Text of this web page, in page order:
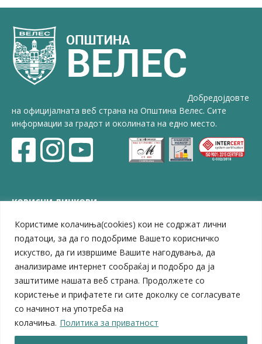
Користиме колачиња(cookies) кои не содржат лични
податоци, за да го подобриме Вашето корисничко
искуство, да ги извршиме Вашите нагодувања, да
анализираме интернет сообраќај и подобро да ја
заштитиме нашата веб страна. Продолжете со
користење и прифатете ги сите доколку се согласувате
со начинот на употреба на
колачиња. Политика за приватност
Добредојдовте
на официјалната веб страна на Општина Велес. Сите
информации за градот и околината на едно место.
КОРИСНИ ЛИНКОВИ
ЗЕЛС – Заедница на единиците на локална самоуправа
Центар за развој на Вардарски плански регион
Јавно комунално претпријатие „Дервен“
ЈПССО „Парк – спорт и паркинзи“
ЛБ „Гоце Делчев“
ЛУ „Народен Музеј“
Влада на Република Северна Македонија
Собрание на Република Северна Македонија
Министерство за финансии
Министерство за транспорт